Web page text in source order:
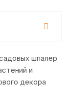
шпалер
и
декора